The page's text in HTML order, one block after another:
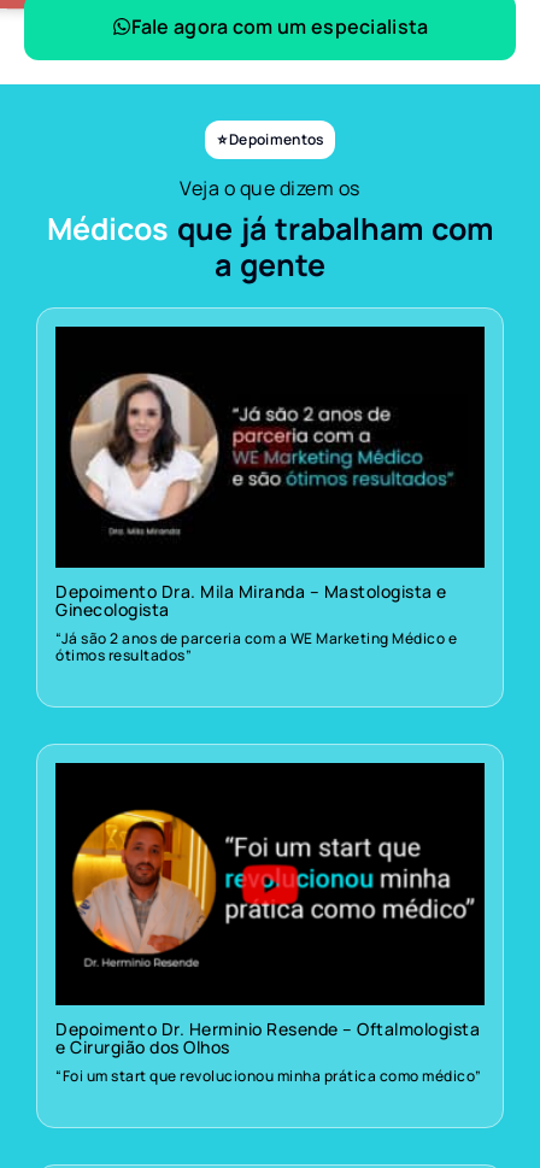
Fale agora com um especialista
⭐ Depoimentos
Veja o que dizem os
Médicos que já trabalham com
a gente
Depoimento Dra. Mila Miranda – Mastologista e
Ginecologista
“Já são 2 anos de parceria com a WE Marketing Médico e
ótimos resultados”
Depoimento Dr. Herminio Resende – Oftalmologista
e Cirurgião dos Olhos
“Foi um start que revolucionou minha prática como médico”